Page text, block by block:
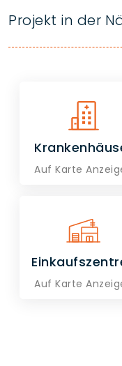
Projekt in der
Auf Karte
Auf Karte